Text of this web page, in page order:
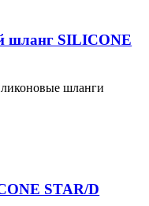
шланг SILICONE
шланги
STAR/D